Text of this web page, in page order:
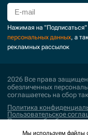
Нажимая на
персональных данных, а
рекламных рассылок
2026 Все права
обезличенных
соглашаетесь на сбор
Политика
Пользовательское
Политика обработки
Мы используем файлы